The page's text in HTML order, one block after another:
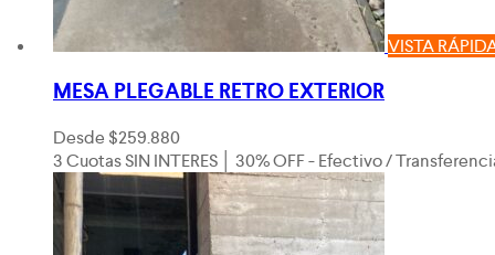
VISTA
MESA PLEGABLE RETRO EXTERIOR
Desde $259.880
3 Cuotas SIN INTERES │ 30% OFF - Efectivo /